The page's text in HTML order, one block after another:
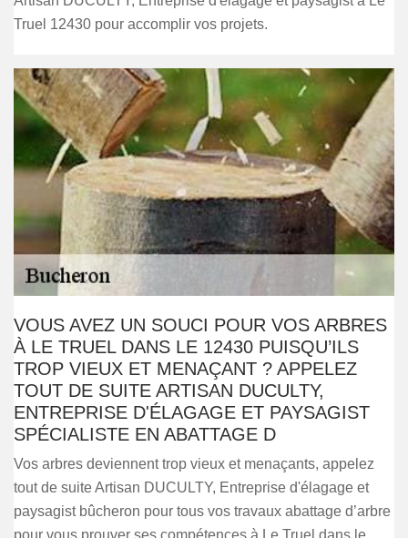
Truel 12430 pour accomplir vos projets.
VOUS AVEZ UN SOUCI POUR VOS ARBRES
À LE TRUEL DANS LE 12430 PUISQU’ILS
TROP VIEUX ET MENAÇANT ? APPELEZ
TOUT DE SUITE ARTISAN DUCULTY,
ENTREPRISE D'ÉLAGAGE ET PAYSAGIST
SPÉCIALISTE EN ABATTAGE D
Vos arbres deviennent trop vieux et menaçants, appelez
tout de suite Artisan DUCULTY, Entreprise d'élagage et
paysagist bûcheron pour tous vos travaux abattage d’arbre
pour vous prouver ses compétences à Le Truel dans le